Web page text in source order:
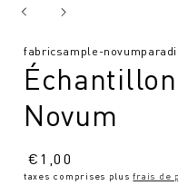
SKU
fabricsample-
Novum
Prix
normal
€1,00
taxes comprises plusfrais de